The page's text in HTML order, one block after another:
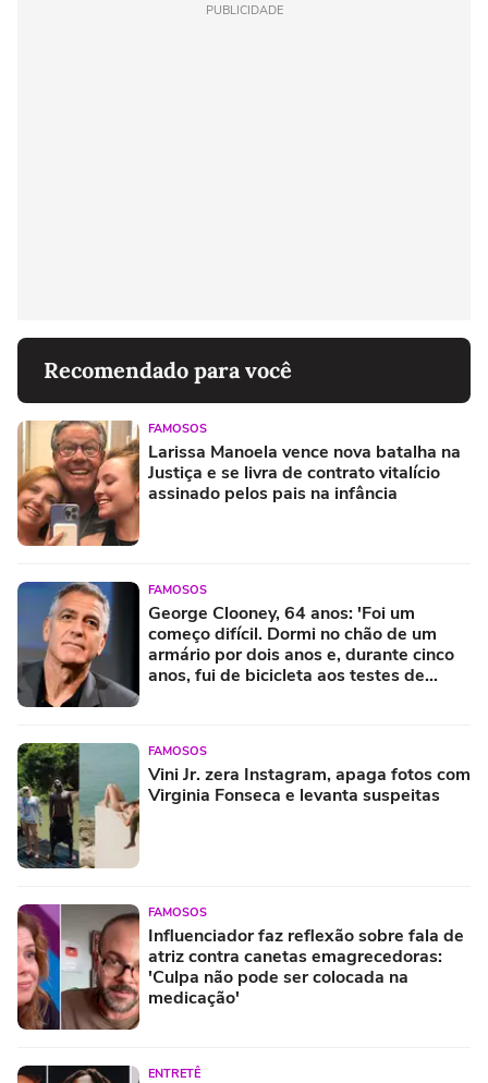
PUBLICIDADE
Recomendado para você
FAMOSOS
Larissa Manoela vence nova batalha na
Justiça e se livra de contrato vitalício
assinado pelos pais na infância
FAMOSOS
George Clooney, 64 anos: 'Foi um
começo difícil. Dormi no chão de um
armário por dois anos e, durante cinco
anos, fui de bicicleta aos testes de
FAMOSOS
Vini Jr. zera Instagram, apaga fotos com
Virginia Fonseca e levanta suspeitas
FAMOSOS
Influenciador faz reflexão sobre fala de
atriz contra canetas emagrecedoras:
'Culpa não pode ser colocada na
medicação'
ENTRETÊ